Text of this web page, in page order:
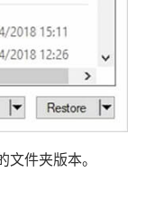
件夹版本。